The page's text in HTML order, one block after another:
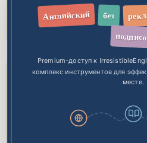
Английский без
Premium-доступ к
комплекс инструментов для
месте.
GRAMMAR
Прошедшее длительное
B1-B2